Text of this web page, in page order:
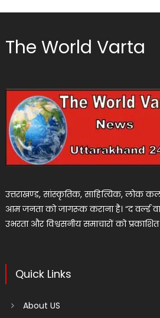
The World Varta
उत्तराखण्ड, सांस्कृतिक, साहित्यिक, लोक
आम जनता को जागरूक कराना है। “द वर्ल्ड
उभरता और विश्वसनीय समाचारों को
Quick Links
About US